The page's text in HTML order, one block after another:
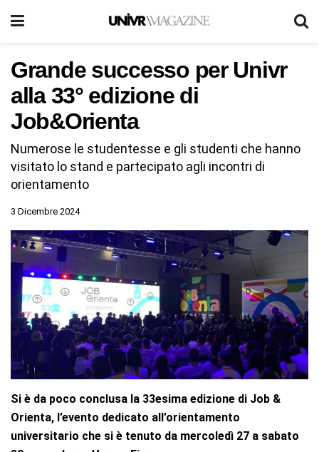
Grande successo per Univr
alla 33° edizione di
Job&Orienta
Numerose le studentesse e gli studenti che hanno
visitato lo stand e partecipato agli incontri di
orientamento
3 Dicembre 2024
Si è da poco conclusa la 33esima edizione di Job &
Orienta, l’evento dedicato all’orientamento
universitario che si è tenuto da mercoledì 27 a sabato